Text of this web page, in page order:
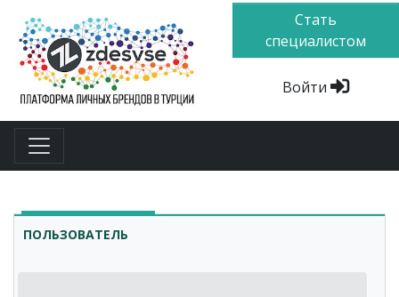
Стать
специалистом
Войти
ПОЛЬЗОВАТЕЛЬ